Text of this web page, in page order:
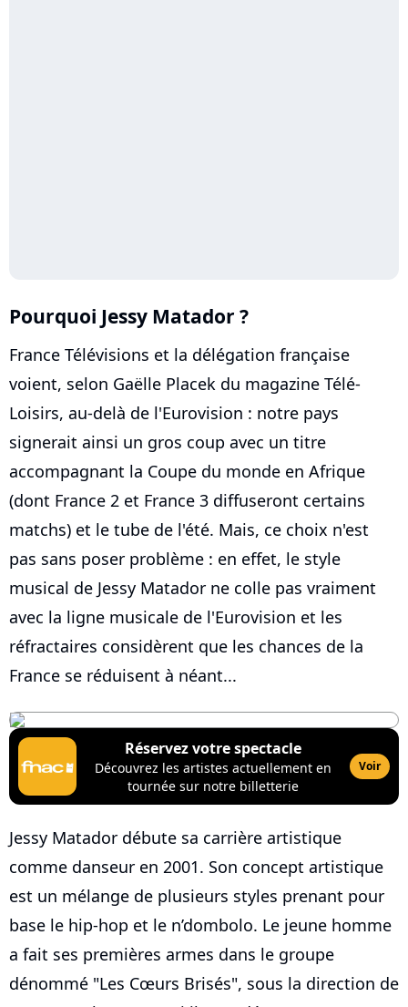
Pourquoi Jessy Matador ?
France Télévisions et la délégation française
voient, selon Gaëlle Placek du magazine Télé-
Loisirs, au-delà de l'Eurovision : notre pays
signerait ainsi un gros coup avec un titre
accompagnant la Coupe du monde en Afrique
(dont France 2 et France 3 diffuseront certains
matchs) et le tube de l'été. Mais, ce choix n'est
pas sans poser problème : en effet, le style
musical de Jessy Matador ne colle pas vraiment
avec la ligne musicale de l'Eurovision et les
réfractaires considèrent que les chances de la
France se réduisent à néant...
Réservez votre spectacle
Découvrez les artistes actuellement en
tournée sur notre billetterie
Voir
Jessy Matador débute sa carrière artistique
comme danseur en 2001. Son concept artistique
est un mélange de plusieurs styles prenant pour
base le hip-hop et le n’dombolo. Le jeune homme
a fait ses premières armes dans le groupe
dénommé "Les Cœurs Brisés", sous la direction de